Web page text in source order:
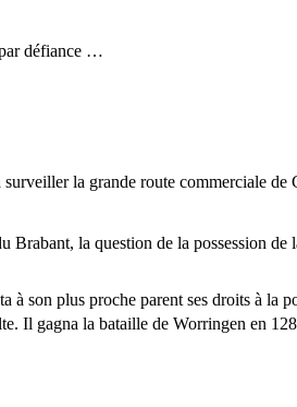
défiance …
la grande route commerciale
Brabant, la question de la possession
son plus proche parent ses droits à la
Il gagna la bataille de Worringen en